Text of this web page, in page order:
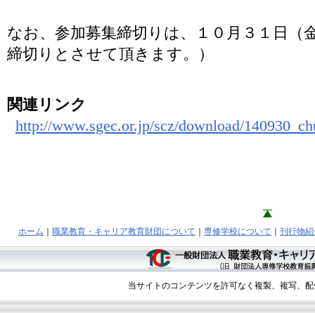
なお、参加募集締切りは、１０月３１日（
締切りとさせて頂きます。）
関連リンク
http://www.sgec.or.jp/scz/download/
ホーム 職業教育・キャリア教育財団について 専修学校について 刊行物
当サイトのコンテンツを許可なく複製、複写、